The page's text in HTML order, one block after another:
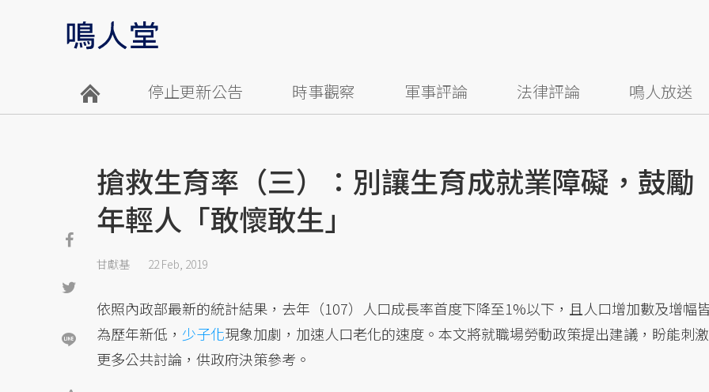
停止更新公告 時事觀察 軍事評論 法律評論 鳴人放送
搶救生育率（三）：別讓生育成就業障礙，鼓勵
年輕人「敢懷敢生」
甘獻基 22 Feb, 2019
依照內政部最新的統計結果，去年（107）人口成長率首度下降至1%以下，且人口增加數及增幅
為歷年新低， 少子化現象加劇，加速人口老化的速度。本文將就職場勞動政策提出建議，盼能刺激
更多公共討論，供政府決策參考。